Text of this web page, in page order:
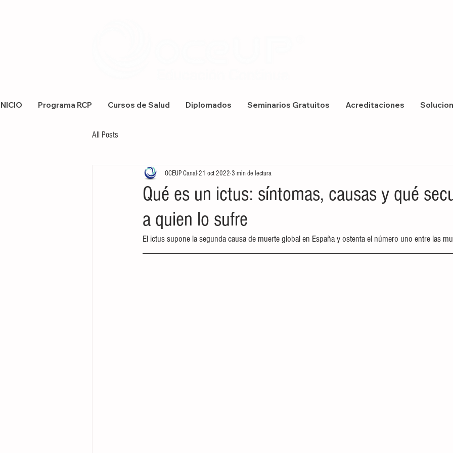
Programa RCP Cursos de Salud Diplomados Seminarios Gratuitos Acreditaciones
All Posts
Qué es un ictus: síntomas, causas y qué
a quien lo sufre
OCEUP Canal 21 oct 2022 3 min de lectura
El ictus supone la segunda causa de muerte global en España y ostenta el número uno entre las